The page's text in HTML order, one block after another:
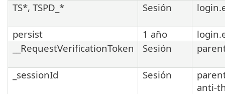
TS*, TSPD_*
Sesión
persist 1 año
__RequestVerificationToken
Sesión
_sessionId Sesión
anti-